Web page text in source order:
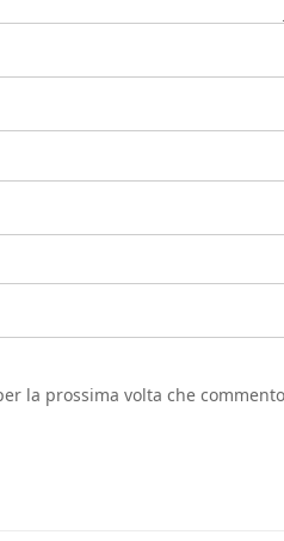
la prossima volta che